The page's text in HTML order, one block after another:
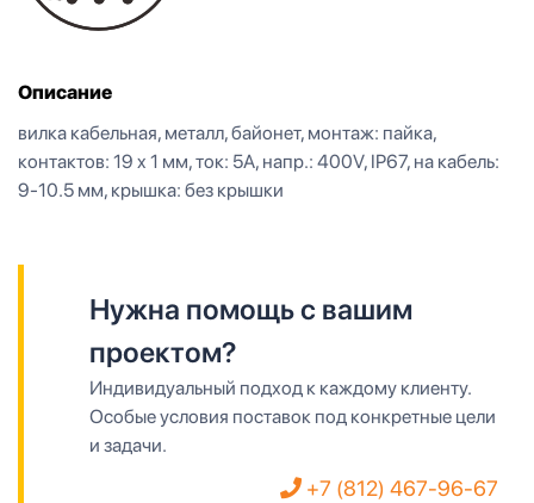
Описание
вилка кабельная, металл, байонет, монтаж: пайка,
контактов: 19 x 1 мм, ток: 5А, напр.: 400V, IP67, на кабель:
9-10.5 мм, крышка: без крышки
Нужна помощь с вашим
проектом?
Индивидуальный подход к каждому клиенту.
Особые условия поставок под конкретные цели
и задачи.
+7 (812) 467-96-67